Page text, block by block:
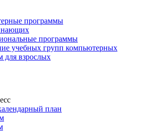
программы
программы
учебных групп компьютерных
для взрослых
план